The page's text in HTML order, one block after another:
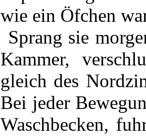
wie ein Öfchen
Sprang sie
Kammer,
gleich des
Bei jeder
Waschbecken,